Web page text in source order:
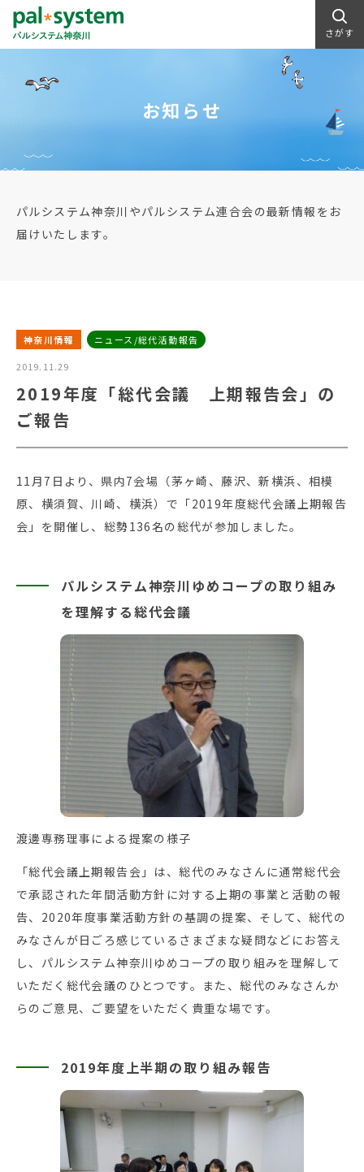
さがす
お知らせ
パルシステム神奈川やパルシステム連合会の最新情報をお
届けいたします。
神奈川情報 ニュース/総代活動報告
2019.11.29
2019年度「総代会議 上期報告会」の
ご報告
11月7日より、県内7会場（茅ヶ崎、藤沢、新横浜、相模
原、横須賀、川崎、横浜）で「2019年度総代会議上期報告
会」を開催し、総勢136名の総代が参加しました。
パルシステム神奈川ゆめコープの取り組み
を理解する総代会議
渡邊専務理事による提案の様子
「総代会議上期報告会」は、総代のみなさんに通常総代会
で承認された年間活動方針に対する上期の事業と活動の報
告、2020年度事業活動方針の基調の提案、そして、総代の
みなさんが日ごろ感じているさまざまな疑問などにお答え
し、パルシステム神奈川ゆめコープの取り組みを理解して
いただく総代会議のひとつです。また、総代のみなさんか
らのご意見、ご要望をいただく貴重な場です。
2019年度上半期の取り組み報告